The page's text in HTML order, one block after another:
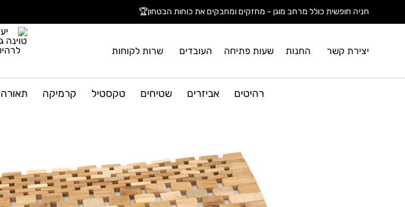
חניה חופשית כולל מרחב מוגן - מחזקים ומחבקים את כוחות הבטחון🏆
יצירת קשר החנות שעות פתיחה העובדים שרות לקוחות
יעקב
טוינה
גלריה
לרהיטים
רהיטים אביזרים שטיחים טקסטיל קרמיקה תאורה